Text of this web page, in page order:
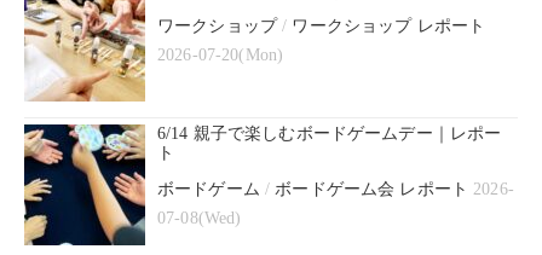
ワークショップ/ ワークショップ レポート
2026-07-20(Mon)
6/14 親子で楽しむボードゲームデー｜レポー
ト
ボードゲーム /ボードゲーム会 レポート 2026-
07-08(Wed)